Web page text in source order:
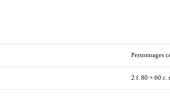
Personnages
2 f. 80 + 60 c.